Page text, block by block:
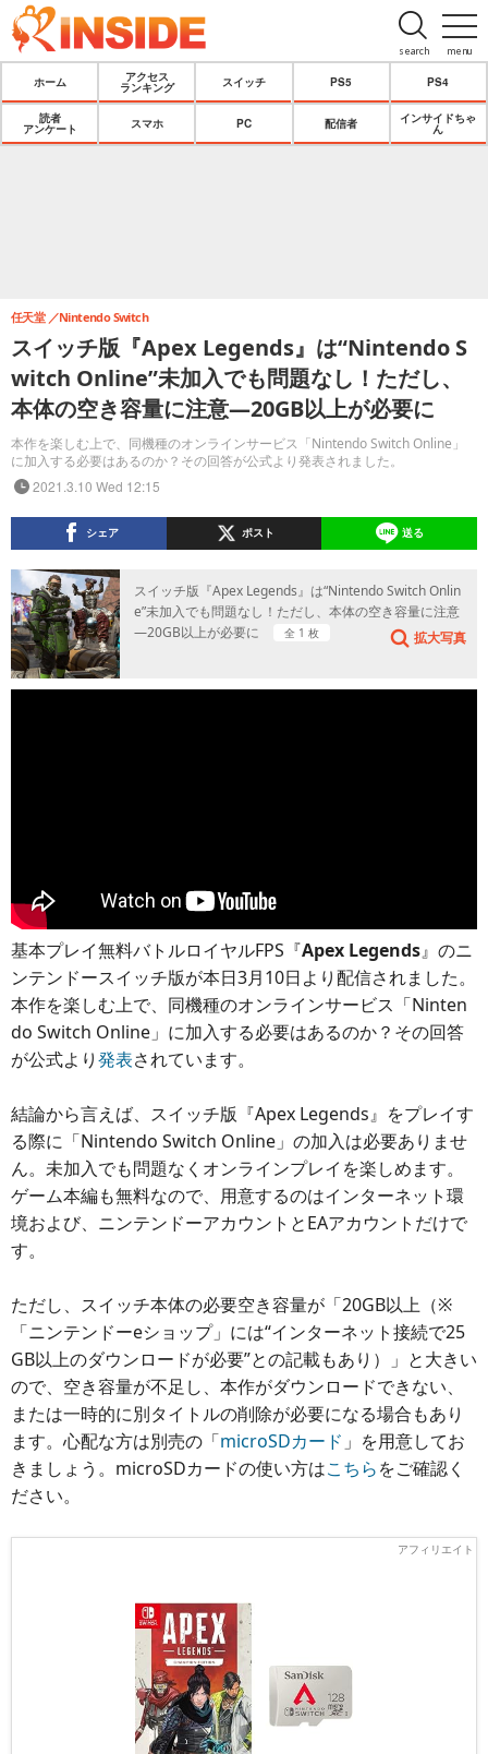
menu
search
ホーム
アクセス
ランキング
スイッチ PS5 PS4
読者
アンケート
スマホ PC 配信者
インサイドちゃ
ん
スイッチ版『Apex Legends』は“Nintendo S
witch Online”未加入でも問題なし！ただし、
本体の空き容量に注意―20GB以上が必要に
本作を楽しむ上で、同機種のオンラインサービス「Nintendo Switch Online」
に加入する必要はあるのか？その回答が公式より発表されました。
任天堂 Nintendo Switch
2021.3.10 Wed 12:15
シェア ポスト 送る
スイッチ版『Apex Legends』は“Nintendo Switch Onlin
e”未加入でも問題なし！ただし、本体の空き容量に注意
―20GB以上が必要に
全 1 枚 拡大写真
基本プレイ無料バトルロイヤルFPS『Apex Legends』のニ
ンテンドースイッチ版が本日3月10日より配信されました。
本作を楽しむ上で、同機種のオンラインサービス「Ninten
do Switch Online」に加入する必要はあるのか？その回答
が公式より発表されています。
結論から言えば、スイッチ版『Apex Legends』をプレイす
る際に「Nintendo Switch Online」の加入は必要ありませ
ん。未加入でも問題なくオンラインプレイを楽しめます。
ゲーム本編も無料なので、用意するのはインターネット環
境および、ニンテンドーアカウントとEAアカウントだけで
す。
ただし、スイッチ本体の必要空き容量が「20GB以上（※
「ニンテンドーeショップ」には“インターネット接続で25
GB以上のダウンロードが必要”との記載もあり）」と大きい
ので、空き容量が不足し、本作がダウンロードできない、
または一時的に別タイトルの削除が必要になる場合もあり
ます。心配な方は別売の「microSDカード 」を用意してお
きましょう。microSDカードの使い方はこちらをご確認く
ださい。